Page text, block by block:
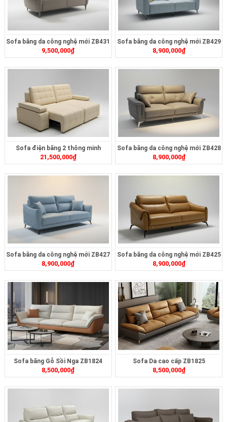
Sofa băng da công nghệ mới ZB431
9,500,000₫
Sofa băng da công nghệ mới ZB429
8,900,000₫
Sofa điện băng 2 thông minh
ZT2626
21,500,000₫
Sofa băng da công nghệ mới ZB428
8,900,000₫
Sofa băng da công nghệ mới ZB427
8,900,000₫
Sofa băng da công nghệ mới ZB425
8,900,000₫
Sofa băng Gỗ Sồi Nga ZB1824
8,500,000₫
Sofa Da cao cấp ZB1825
8,500,000₫